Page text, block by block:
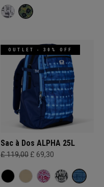
OUTLET - 30% OFF
Sac à Dos ALPHA 25L
£ 119,00 £ 69,30